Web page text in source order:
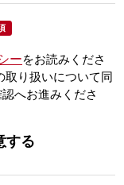
ーをお読みくださ
取り扱いについて同
へお進みくださ
する